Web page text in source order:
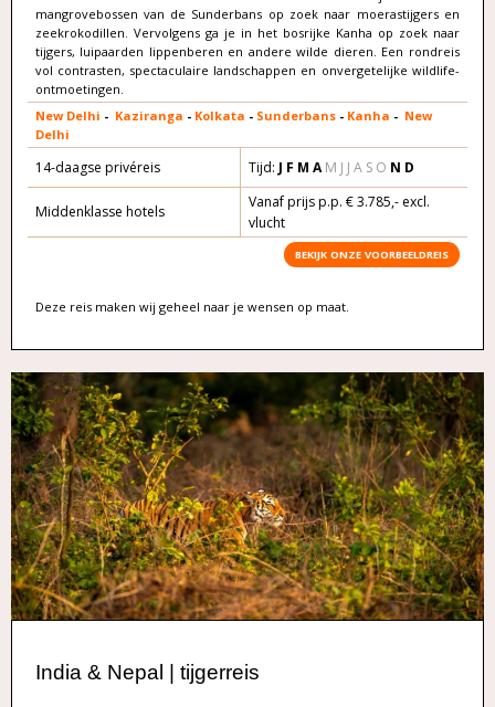
mangrovebossen van de Sunderbans op zoek naar moerastijgers en
zeekrokodillen. Vervolgens ga je in het bosrijke Kanha op zoek naar
tijgers, luipaarden lippenberen en andere wilde dieren. Een rondreis
vol contrasten, spectaculaire landschappen en onvergetelijke wildlife-
ontmoetingen.
New Delhi - Kaziranga - Kolkata - Sunderbans- Kanha - New
Delhi
14-daagse privéreis Tijd: J F M A M J J A S O N D
Middenklasse hotels
Vanaf prijs p.p. € 3.785,- excl.
vlucht
BEKIJK ONZE VOORBEELDREIS
Deze reis maken wij geheel naar je wensen op maat.
India & Nepal | tijgerreis